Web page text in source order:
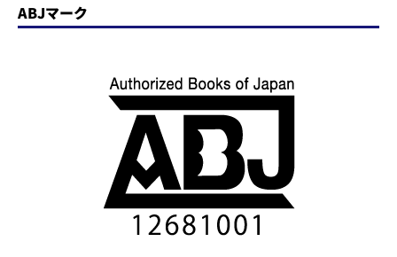
ABJマーク